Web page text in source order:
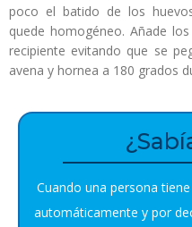
poco el batido de los
quede homogéneo. Añade
recipiente evitando que se
avena y hornea a 180 grados
Cuando una persona
automáticamente y por